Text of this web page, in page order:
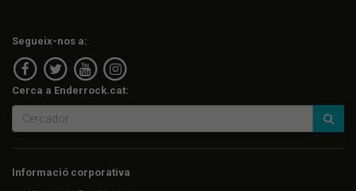
Segueix-nos a:
Cerca a Enderrock.cat:
Informació corporativa